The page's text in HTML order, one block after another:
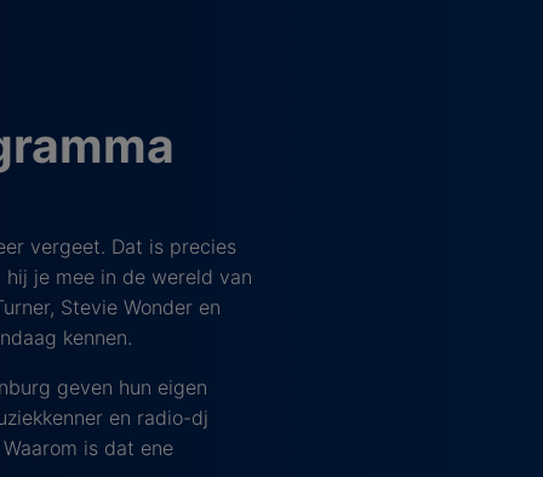
vergeet. Dat is precies
je mee in de wereld van
Stevie Wonder en
kennen.
geven hun eigen
en radio-dj
is dat ene